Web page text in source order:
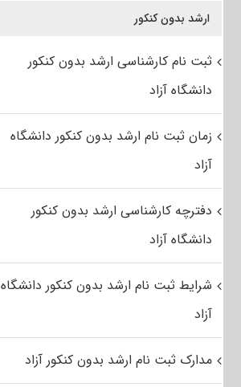
ارشد بدون کنکور
ثبت نام کارشناسی ارشد بدون کنکور
دانشگاه آزاد
زمان ثبت نام ارشد بدون کنکور دانشگاه
آزاد
دفترچه کارشناسی ارشد بدون کنکور
دانشگاه آزاد
شرایط ثبت نام ارشد بدون کنکور دانشگاه
آزاد
مدارک ثبت نام ارشد بدون کنکور آزاد